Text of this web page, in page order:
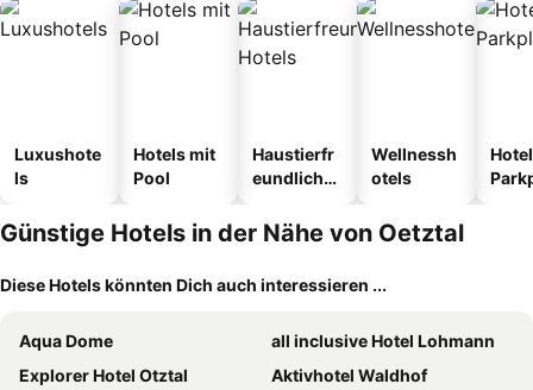
Luxushote
ls
Hotels mit
Pool
Haustierfr
eundliche
Wellnessh
otels
Günstige Hotels in der Nähe von Oetztal
Diese Hotels könnten Dich auch interessieren ...
Aqua Dome
all inclusive Hotel Lohmann
Explorer Hotel Otztal
Aktivhotel Waldhof